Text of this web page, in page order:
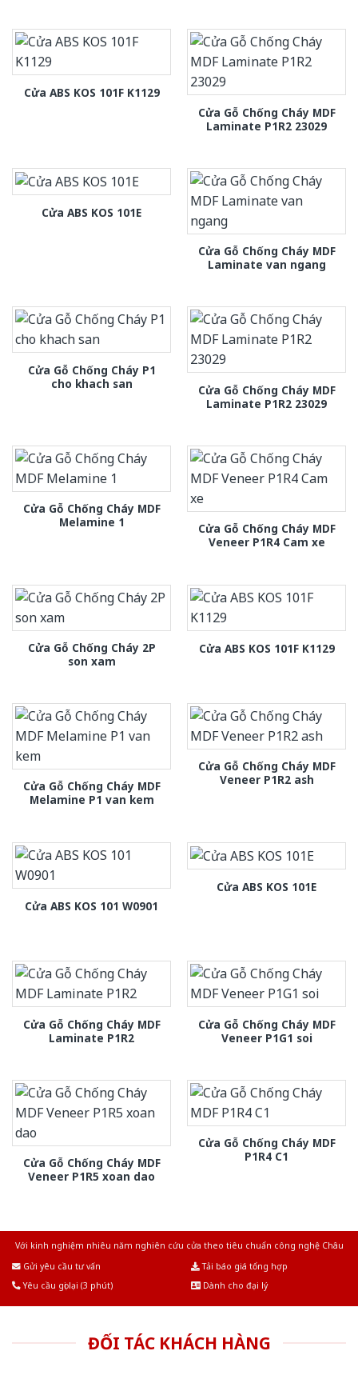
Cửa ABS KOS 101F K1129
Cửa Gỗ Chống Cháy MDF
Laminate P1R2 23029
Cửa ABS KOS 101E
Cửa Gỗ Chống Cháy MDF
Laminate van ngang
Cửa Gỗ Chống Cháy P1
cho khach san
Cửa Gỗ Chống Cháy MDF
Laminate P1R2 23029
Cửa Gỗ Chống Cháy MDF
Melamine 1
Cửa Gỗ Chống Cháy MDF
Veneer P1R4 Cam xe
Cửa Gỗ Chống Cháy 2P
son xam
Cửa ABS KOS 101F K1129
Cửa Gỗ Chống Cháy MDF
Melamine P1 van kem
Cửa Gỗ Chống Cháy MDF
Veneer P1R2 ash
Cửa ABS KOS 101 W0901
Cửa ABS KOS 101E
Cửa Gỗ Chống Cháy MDF
Laminate P1R2
Cửa Gỗ Chống Cháy MDF
Veneer P1G1 soi
Cửa Gỗ Chống Cháy MDF
Veneer P1R5 xoan dao
Cửa Gỗ Chống Cháy MDF
P1R4 C1
Với kinh nghiệm nhiêu năm nghiên cứu cửa theo tiêu chuẩn công nghệ Châu
Gửi yêu cầu tư vấn
Tải báo giá tổng hợp
Yêu cầu gọi lại (3 phút)
Dành cho đại lý
ĐỐI TÁC KHÁCH HÀNG